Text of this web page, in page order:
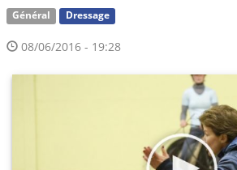
Général Dressage
08/06/2016 - 19:28